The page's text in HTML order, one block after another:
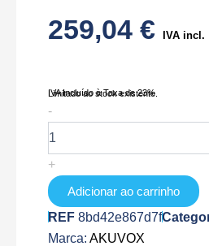
259,04 € IVA incl.
IVA Incluído à Taxa de 23%
Limitado ao stock existente.
-
de
AK-
S565W
+
Adicionar ao carrinho
REF 8bd42e867d7f
Marca: AKUVOX